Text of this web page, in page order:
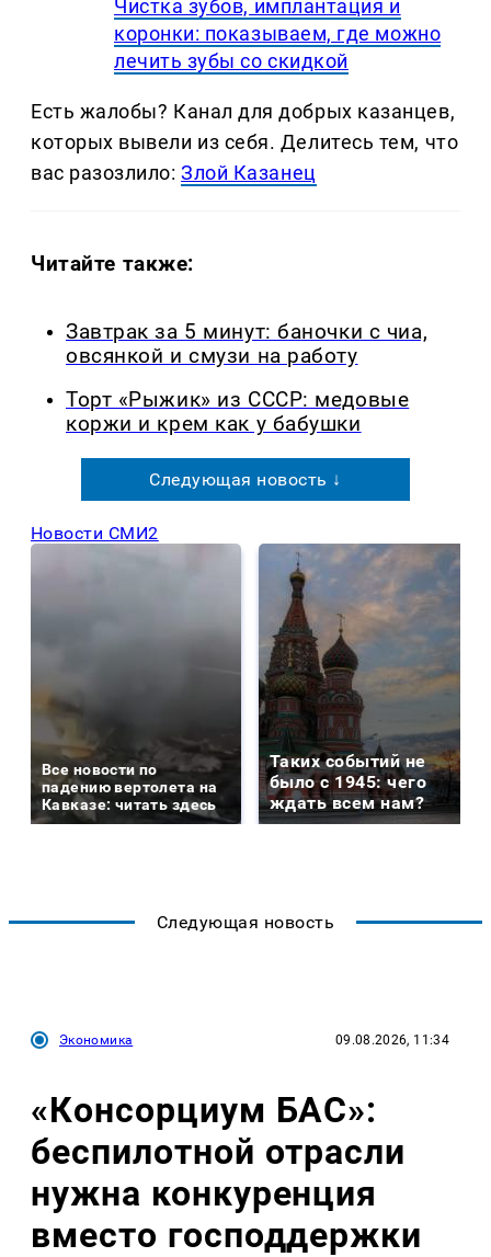
Чистка зубов, имплантация и
коронки: показываем, где можно
лечить зубы со скидкой
Есть жалобы? Канал для добрых казанцев,
которых вывели из себя. Делитеcь тем, что
вас разозлило:Злой Казанец
Читайте также:
Завтрак за 5 минут: баночки с чиа,
овсянкой и смузи на работу
Торт «Рыжик» из СССР: медовые
коржи и крем как у бабушки
Следующая новость ↓
Новости СМИ2
Все новости по
падению вертолета на
Кавказе: читать здесь
Таких событий не
было с 1945: чего
ждать всем нам?
Следующая новость
Экономика 09.08.2026, 11:34
«Консорциум БАС»:
беспилотной отрасли
нужна конкуренция
вместо господдержки